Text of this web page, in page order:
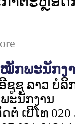
ກພະນັກງ
ຊູຊຸ ລາວ ບໍລິ
ະນັກງານ
ຕໍ່ ເບີໂທ 020